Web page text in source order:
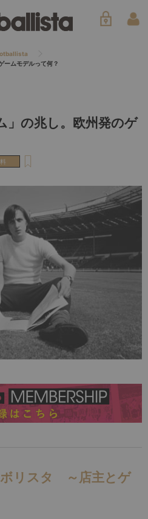
ームモデルって何？
」の兆し。欧州発のゲ
リスタ ～店主とゲ